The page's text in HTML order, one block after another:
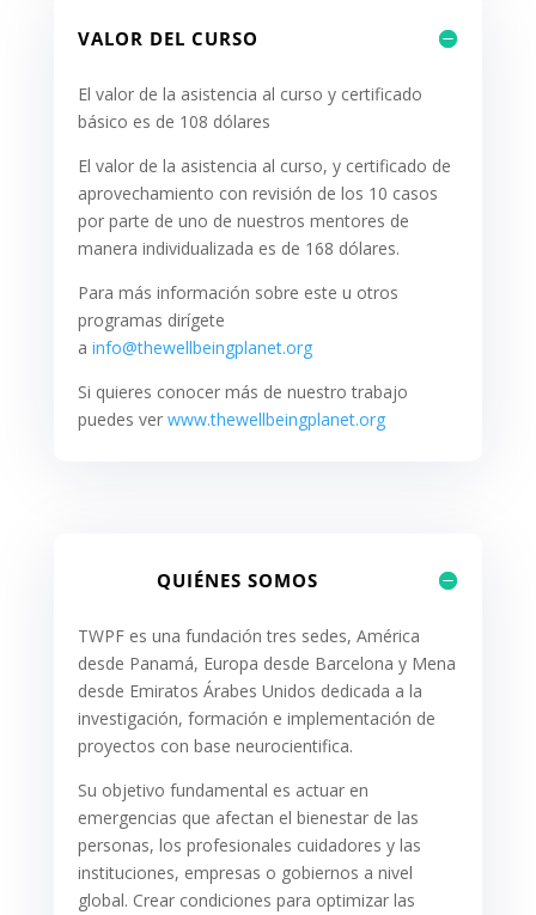
VALOR DEL CURSO
El valor de la asistencia al curso y certificado
básico es de 108 dólares
El valor de la asistencia al curso, y certificado de
aprovechamiento con revisión de los 10 casos
por parte de uno de nuestros mentores de
manera individualizada es de 168 dólares.
Para más información sobre este u otros
programas dirígete
a info@thewellbeingplanet.org
Si quieres conocer más de nuestro trabajo
puedes ver www.thewellbeingplanet.org
QUIÉNES SOMOS
TWPF es una fundación tres sedes, América
desde Panamá, Europa desde Barcelona y Mena
desde Emiratos Árabes Unidos dedicada a la
investigación, formación e implementación de
proyectos con base neurocientifica.
Su objetivo fundamental es actuar en
emergencias que afectan el bienestar de las
personas, los profesionales cuidadores y las
instituciones, empresas o gobiernos a nivel
global. Crear condiciones para optimizar las